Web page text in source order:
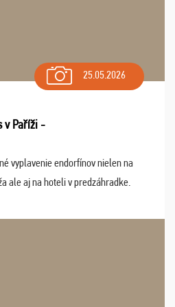
25.05.2026
v Paříži -
vyplavenie endorfínov nielen na
ale aj na hoteli v predzáhradke.
repete budúci rok : ...